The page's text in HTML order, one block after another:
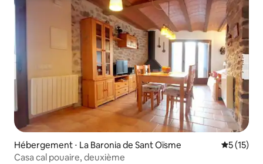
Hébergement ⋅ La Baronia de Sant Oïsme
5 (15)
Casa cal pouaire, deuxième